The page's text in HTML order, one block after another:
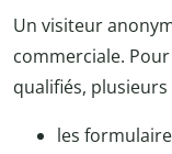
Un visiteur
commerciale.
qualifiés,
les